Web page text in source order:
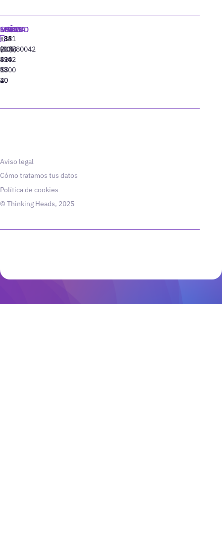
MADRID
+34
91
310
77
40
MIAMI
+1
(305)
424
13
20
SEÚL
+82
(10)
8942
6800
LISBOA
‪+351
213880042
Aviso legal
Cómo tratamos tus datos
Política de cookies
© Thinking Heads, 2025